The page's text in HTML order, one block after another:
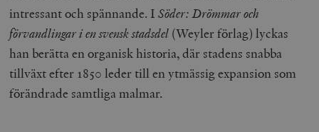
intressant och spännande. ISöder: Drömmar och
förvandlingar i en svensk stadsdel (Weyler förlag) lyckas
han berätta en organisk historia, där stadens snabba
tillväxt efter 1850 leder till en ytmässig expansion som
förändrade samtliga malmar.